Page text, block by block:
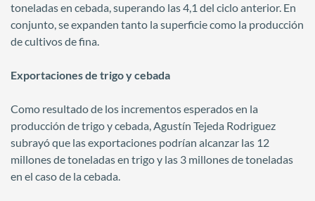
toneladas en cebada, superando las 4,1 del ciclo anterior. En
conjunto, se expanden tanto la superficie como la producción
de cultivos de fina.
Exportaciones de trigo y cebada
Como resultado de los incrementos esperados en la
producción de trigo y cebada, Agustín Tejeda Rodriguez
subrayó que las exportaciones podrían alcanzar las 12
millones de toneladas en trigo y las 3 millones de toneladas
en el caso de la cebada.